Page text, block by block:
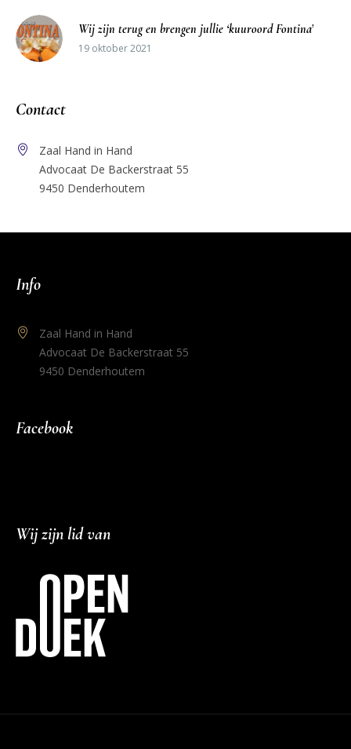
Wij zijn terug en brengen jullie ‘kuuroord Fontina’
19 oktober 2021
Contact
Zaal Hand in Hand
Advocaat De Backerstraat 55
9450 Denderhoutem
Info
Zaal Hand in Hand
Advocaat De Backerstraat 55
9450 Denderhoutem
Facebook
Wij zijn lid van